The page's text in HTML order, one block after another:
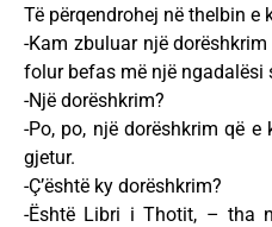
Të përqendrohej në thelbin e
-Kam zbuluar një
folur befas më një ngadalësi
-Një dorëshkrim?
-Po, po, një dorëshkrim që e
gjetur.
-Ç’është ky dorëshkrim?
-Është Libri i Thotit, – tha